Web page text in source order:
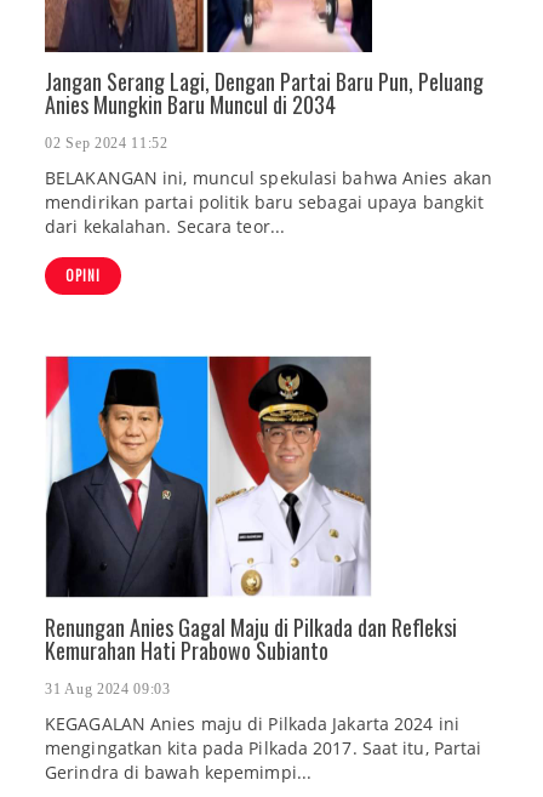
Jangan Serang Lagi, Dengan Partai Baru Pun, Peluang
Anies Mungkin Baru Muncul di 2034
02 Sep 2024 11:52
BELAKANGAN ini, muncul spekulasi bahwa Anies akan
mendirikan partai politik baru sebagai upaya bangkit
dari kekalahan. Secara teor...
OPINI
Renungan Anies Gagal Maju di Pilkada dan Refleksi
Kemurahan Hati Prabowo Subianto
31 Aug 2024 09:03
KEGAGALAN Anies maju di Pilkada Jakarta 2024 ini
mengingatkan kita pada Pilkada 2017. Saat itu, Partai
Gerindra di bawah kepemimpi...